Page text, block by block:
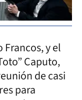
y el
Caputo,
de casi
para